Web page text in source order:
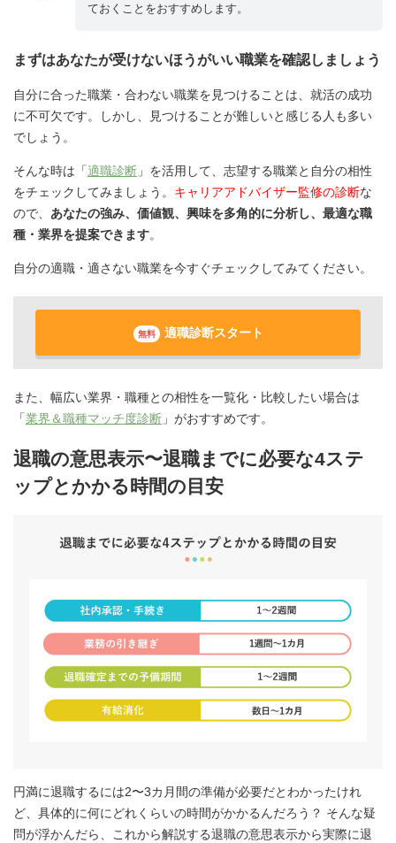
ておくことをおすすめします。
まずはあなたが受けないほうがいい職業を確認しましょう
自分に合った職業・合わない職業を見つけることは、就活の成功
に不可欠です。しかし、見つけることが難しいと感じる人も多い
でしょう。
そんな時は「適職診断 」を活用して、志望する職業と自分の相性
をチェックしてみましょう。 キャリアアドバイザー監修の診断な
ので、 あなたの強み、価値観、興味を多角的に分析し、最適な職
種・業界を提案できます。
自分の適職・適さない職業を今すぐチェックしてみてください。
無料 適職診断スタート
また、幅広い業界・職種との相性を一覧化・比較したい場合は
「業界＆職種マッチ度診断 」がおすすめです。
退職の意思表示〜退職までに必要な4ステ
ップとかかる時間の目安
円満に退職するには2〜3カ月間の準備が必要だとわかったけれ
ど、具体的に何にどれくらいの時間がかかるんだろう？ そんな疑
問が浮かんだら、これから解説する退職の意思表示から実際に退